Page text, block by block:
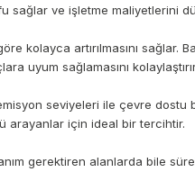
sağlar ve işletme maliyetlerini
kolayca artırılmasını
uyum sağlamasını
seviyeleri ile çevre
arayanlar için ideal bir tercihtir.
gerektiren alanlarda bile